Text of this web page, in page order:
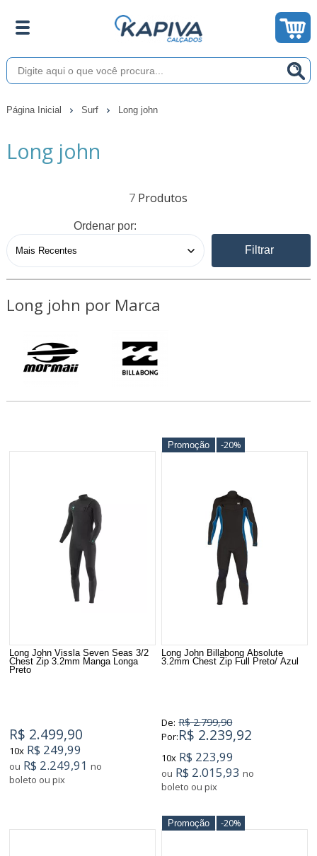
Página Inicial Surf Long john
Long john
7
Ordenar por:
Filtrar
Long john por Marca
Long John Vissla Seven Seas 3/2
Chest Zip 3.2mm Manga Longa
Preto
R$ 2.499,90
10x R$ 249,99
ou R$ 2.249,91 no
boleto ou pix
Promoção -20%
Long John Billabong Absolute
3.2mm Chest Zip Full Preto/ Azul
De: R$ 2.799,90
Por:R$ 2.239,92
10x R$ 223,99
ou R$ 2.015,93 no
boleto ou pix
Promoção -20%